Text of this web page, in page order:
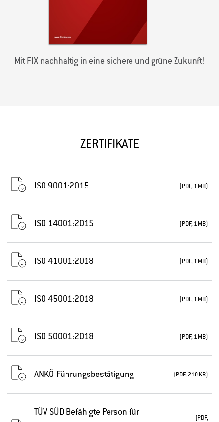
Mit FIX nachhaltig in eine sichere und grüne Zukunft!
ZERTIFIKATE
ISO 9001:2015 (PDF, 1 MB)
ISO 14001:2015 (PDF, 1 MB)
ISO 41001:2018 (PDF, 1 MB)
ISO 45001:2018 (PDF, 1 MB)
ISO 50001:2018 (PDF, 1 MB)
ANKÖ-Führungsbestätigung (PDF, 210 KB)
TÜV SÜD Befähigte Person für
(PDF,